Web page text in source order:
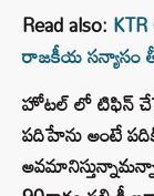
Read also:
రాజ‌కీయ స‌న్యాసం
హోటల్ లో టిఫిన్
పదిహేను అంటే